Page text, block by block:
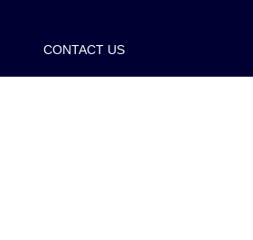
CONTACT US